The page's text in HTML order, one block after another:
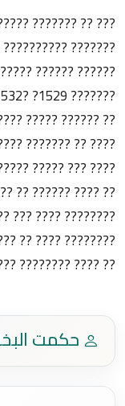
?? ???? ?????
?????? ?????????
???????? ??
?? ?????? ???????
?? ??????? ???
??? ?????? ????
??? ?????? ??
??????? ????????
????????? ??
???????? ???????.
حكمت